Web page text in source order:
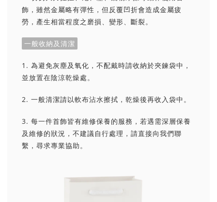
飾，雖然金屬略有彈性，但反覆凹折會造成金屬疲
勞，產生相當程度之磨損、變形、斷裂。
一般收納及清潔
1. 為避免灰塵及氧化，不配戴時請收納於夾鍊袋中，
並放置在陰涼乾燥處。
2. 一般清潔請以軟布沾水擦拭，乾燥後再收入袋中。
3. 每一件首飾皆有維修保養的服務，若遇需深層保養
及維修的狀況，不建議自行處理，請直接向我們聯
繫，尋求專業協助。